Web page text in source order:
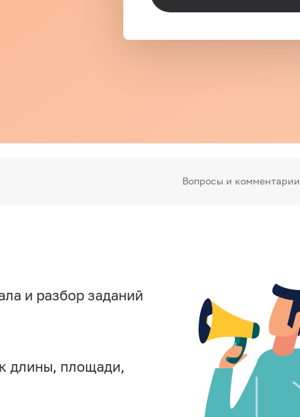
Вопросы и комментарии
и разбор заданий
длины, площади,